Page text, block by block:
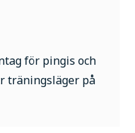
för pingis och
träningsläger på